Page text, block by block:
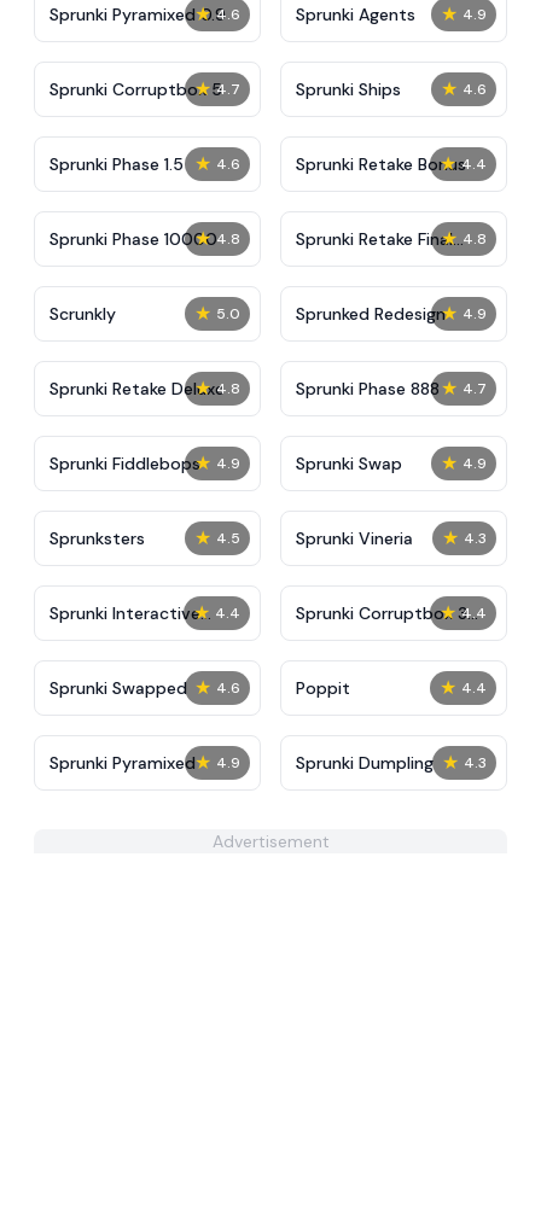
★ 4.6
Sprunki Pyramixed 0.9 ★ 4.9
Sprunki Agents
★ 4.7
Sprunki Corruptbox 5 ★ 4.6
Sprunki Ships
★ 4.6
Sprunki Phase 1.5 ★ 4.4
Sprunki Retake Bonus
★ 4.8
Sprunki Phase 10000 ★ 4.8
Sprunki Retake Final
Update
★ 5.0
Scrunkly ★ 4.9
Sprunked Redesign
★ 4.8
Sprunki Retake Deluxe ★ 4.7
Sprunki Phase 888
★ 4.9
Sprunki Fiddlebops ★ 4.9
Sprunki Swap
★ 4.5
Sprunksters ★ 4.3
Sprunki Vineria
★ 4.4
Sprunki Interactive
Tunner
★ 4.4
Sprunki Corruptbox 3
Remake
★ 4.6
Sprunki Swapped ★ 4.4
Poppit​
★ 4.9
Sprunki Pyramixed ★ 4.3
Sprunki Dumpling
Advertisement